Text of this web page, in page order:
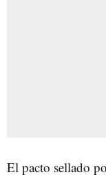
El pacto sellado